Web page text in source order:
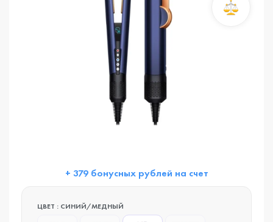
+ 379 бонусных рублей на счет
ЦВЕТ : СИНИЙ/МЕДНЫЙ